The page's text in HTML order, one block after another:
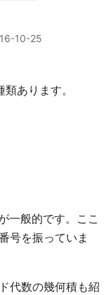
10-25
あります。
一般的です。ここ
号を振っていま
代数の幾何積も紹